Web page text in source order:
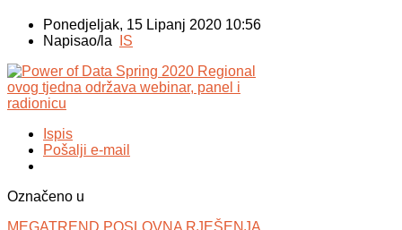
Ponedjeljak, 15 Lipanj 2020 10:56
Napisao/la
IS
Ispis
Pošalji e-mail
Označeno u